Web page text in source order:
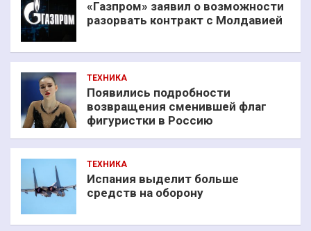
«Газпром» заявил о возможности
разорвать контракт с Молдавией
ТЕХНИКА
Появились подробности
возвращения сменившей флаг
фигуристки в Россию
ТЕХНИКА
Испания выделит больше
средств на оборону